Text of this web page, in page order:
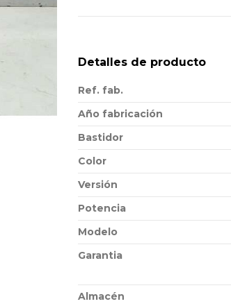
Detalles de producto
Ref. fab.
Año fabricación
Bastidor
Color
Versión
Potencia
Modelo
Garantia
Almacén